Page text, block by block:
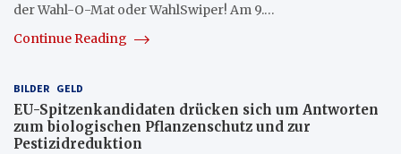
der Wahl-O-Mat oder WahlSwiper! Am 9.…
Continue Reading
BILDER GELD
EU-Spitzenkandidaten drücken sich um Antworten
zum biologischen Pflanzenschutz und zur
Pestizidreduktion